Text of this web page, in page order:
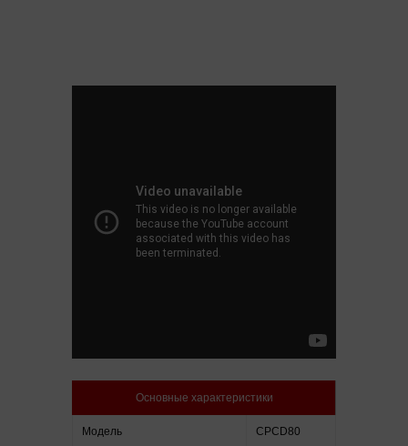
Основные характеристики
Модель CPCD80